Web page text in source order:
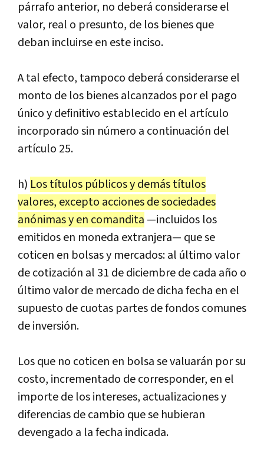
párrafo anterior, no deberá considerarse el
valor, real o presunto, de los bienes que
deban incluirse en este inciso.
A tal efecto, tampoco deberá considerarse el
monto de los bienes alcanzados por el pago
único y definitivo establecido en el artículo
incorporado sin número a continuación del
artículo 25.
h) Los títulos públicos y demás títulos
valores, excepto acciones de sociedades
anónimas y en comandita —incluidos los
emitidos en moneda extranjera— que se
coticen en bolsas y mercados: al último valor
de cotización al 31 de diciembre de cada año o
último valor de mercado de dicha fecha en el
supuesto de cuotas partes de fondos comunes
de inversión.
Los que no coticen en bolsa se valuarán por su
costo, incrementado de corresponder, en el
importe de los intereses, actualizaciones y
diferencias de cambio que se hubieran
devengado a la fecha indicada.